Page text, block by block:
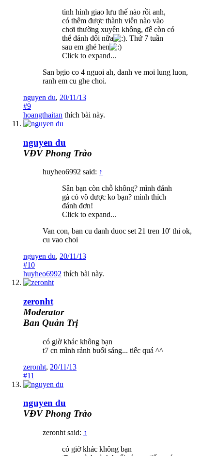
tình hình giao lưu thế nào rồi anh,
có thêm được thành viên nào vào
chơi thường xuyên không, để còn có
thể đánh đôi nữa
. Thứ 7 tuần
sau em ghé hen
Click to expand...
San bgio co 4 nguoi ah, danh ve moi lung luon,
ranh em cu ghe choi.
nguyen du, 20/11/13
#9
hoangthaitan thích bài này.
nguyen du
VĐV Phong Trào
huyheo6992 said: ↑
Sân bạn còn chỗ không? mình đánh
gà có vô được ko bạn? mình thích
đánh đơn!
Click to expand...
Van con, ban cu danh duoc set 21 tren 10' thi ok,
cu vao choi
nguyen du, 20/11/13
#10
huyheo6992 thích bài này.
zeronht
Moderator
Ban Quản Trị
có giờ khác không bạn
t7 cn mình rảnh buổi sáng... tiếc quá ^^
zeronht, 20/11/13
#11
nguyen du
VĐV Phong Trào
zeronht said: ↑
có giờ khác không bạn